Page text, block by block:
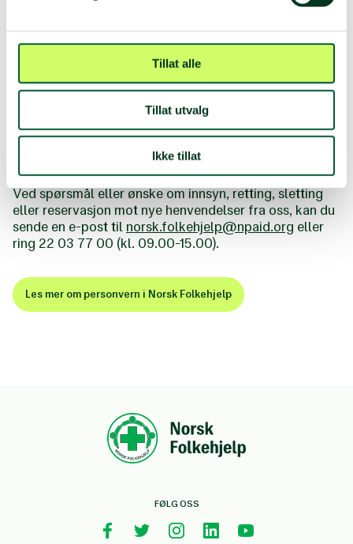
Tillat alle
Tillat utvalg
Ikke tillat
personopplysninger og samtykker. Innsyn i dine
personopplysninger blir utlevert når du leverer en
skriftlig og undertegnet bekreftelse. Dette for å sikre
at informasjon ikke utleveres til uvedkommende.
Vi lagrer dine personopplysninger hos oss så lenge det
er nødvendig for det formål personopplysningene ble
samlet inn for og i henhold til anbefaling fra
Bransjenorm og gjeldende personvernlovgivning.
Ved spørsmål eller ønske om innsyn, retting, sletting
eller reservasjon mot nye henvendelser fra oss, kan du
sende en e-post tilnorsk.folkehjelp@npaid.org eller
ring 22 03 77 00 (kl. 09.00-15.00).
Les mer om personvern i Norsk Folkehjelp
FØLG OSS